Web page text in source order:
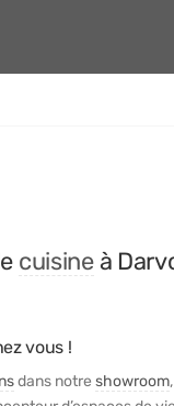
cuisineà
vous !
dans notre showroom